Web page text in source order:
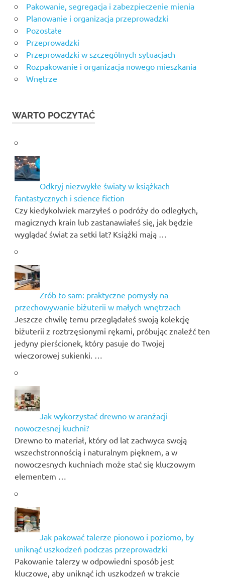
Pakowanie, segregacja i zabezpieczenie mienia
Planowanie i organizacja przeprowadzki
Pozostałe
Przeprowadzki
Przeprowadzki w szczególnych sytuacjach
Rozpakowanie i organizacja nowego mieszkania
Wnętrze
WARTO POCZYTAĆ
Odkryj niezwykłe światy w książkach
fantastycznych i science fiction
Czy kiedykolwiek marzyłeś o podróży do odległych,
magicznych krain lub zastanawiałeś się, jak będzie
wyglądać świat za setki lat? Książki mają …
Zrób to sam: praktyczne pomysły na
przechowywanie biżuterii w małych wnętrzach
Jeszcze chwilę temu przeglądałeś swoją kolekcję
biżuterii z roztrzęsionymi rękami, próbując znaleźć ten
jedyny pierścionek, który pasuje do Twojej
wieczorowej sukienki. …
Jak wykorzystać drewno w aranżacji
nowoczesnej kuchni?
Drewno to materiał, który od lat zachwyca swoją
wszechstronnością i naturalnym pięknem, a w
nowoczesnych kuchniach może stać się kluczowym
elementem …
Jak pakować talerze pionowo i poziomo, by
uniknąć uszkodzeń podczas przeprowadzki
Pakowanie talerzy w odpowiedni sposób jest
kluczowe, aby uniknąć ich uszkodzeń w trakcie